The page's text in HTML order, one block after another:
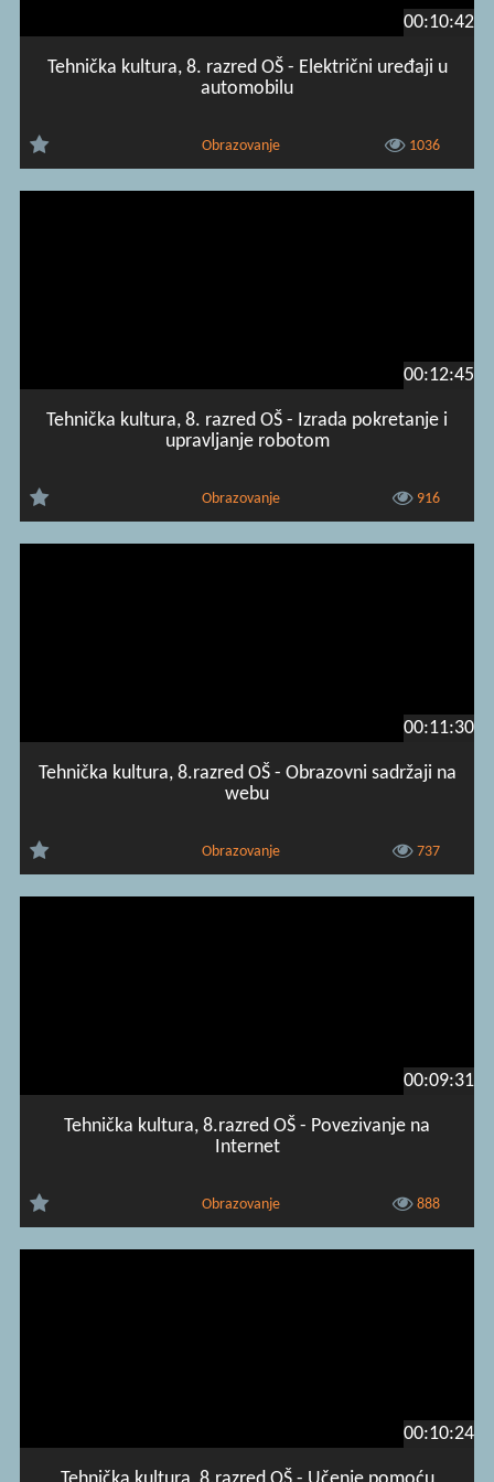
00:10:42
Tehnička kultura, 8. razred OŠ - Električni uređaji u
automobilu
Obrazovanje 1036
00:12:45
Tehnička kultura, 8. razred OŠ - Izrada pokretanje i
upravljanje robotom
Obrazovanje 916
00:11:30
Tehnička kultura, 8.razred OŠ - Obrazovni sadržaji na
webu
Obrazovanje 737
00:09:31
Tehnička kultura, 8.razred OŠ - Povezivanje na
Internet
Obrazovanje 888
00:10:24